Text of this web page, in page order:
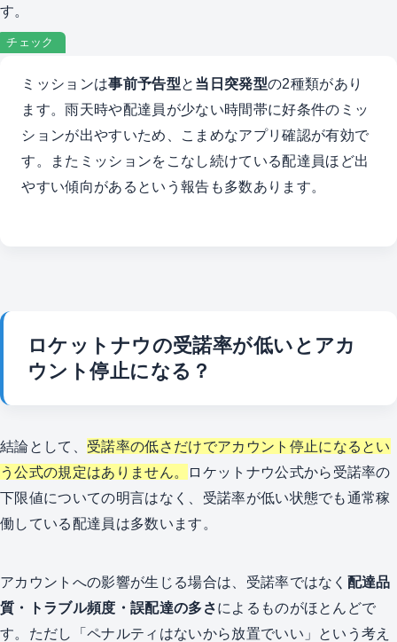
す。
チェック
ミッションは事前予告型と 当日突発型の2種類があり
ます。雨天時や配達員が少ない時間帯に好条件のミッ
ションが出やすいため、こまめなアプリ確認が有効で
す。またミッションをこなし続けている配達員ほど出
やすい傾向があるという報告も多数あります。
ロケットナウの受諾率が低いとアカ
ウント停止になる？
結論として、 受諾率の低さだけでアカウント停止になるとい
う公式の規定はありません。
ロケットナウ公式から受諾率の
下限値についての明言はなく、受諾率が低い状態でも通常稼
働している配達員は多数います。
アカウントへの影響が生じる場合は、受諾率ではなく 配達品
質・トラブル頻度・誤配達の多さによるものがほとんどで
す。ただし「ペナルティはないから放置でいい」という考え